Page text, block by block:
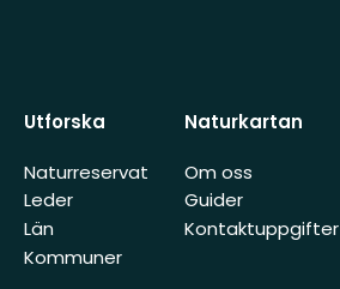
Utforska
Naturreservat
Leder
Län
Kommuner
Naturkartan
Om oss
Guider
Kontaktuppgifter